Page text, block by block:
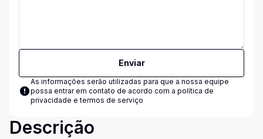
Enviar
As informações serão utilizadas para que a nossa equipe
possa entrar em contato de acordo com a política de
privacidade e termos de serviço
Descrição